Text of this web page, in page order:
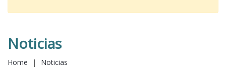
Noticias
Home | Noticias